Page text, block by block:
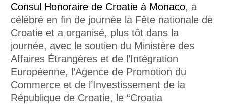
Consul Honoraire de Croatie à Monaco, a
célébré en fin de journée la Fête nationale de
Croatie et a organisé, plus tôt dans la
journée, avec le soutien du Ministère des
Affaires Étrangères et de l’Intégration
Européenne, l’Agence de Promotion du
Commerce et de l’Investissement de la
République de Croatie, le “Croatia